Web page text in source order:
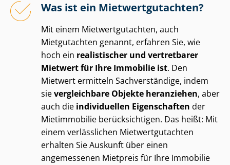
Was ist ein Miet­wert­gut­ach­ten?
Mit einem Miet­wert­gut­ach­ten, auch
Mietgutachten genannt, erfahren Sie, wie
hoch ein realistischer und vertretbarer
Mietwert für Ihre Immobilie ist. Den
Mietwert ermitteln Sachverständige, indem
sievergleichbare Objekte heranziehen, aber
auch die individuellen Eigenschaften der
Mietimmobilie berücksichtigen. Das heißt: Mit
einem verlässlichen Miet­wert­gut­ach­ten
erhalten Sie Auskunft über einen
angemessenen Mietpreis für Ihre Immobilie